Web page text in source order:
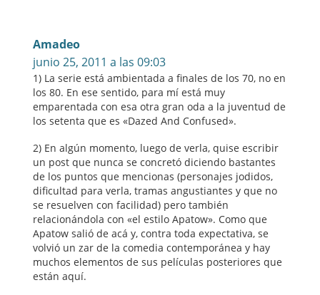
Amadeo
junio 25, 2011 a las 09:03
1) La serie está ambientada a finales de los 70, no en
los 80. En ese sentido, para mí está muy
emparentada con esa otra gran oda a la juventud de
los setenta que es «Dazed And Confused».
2) En algún momento, luego de verla, quise escribir
un post que nunca se concretó diciendo bastantes
de los puntos que mencionas (personajes jodidos,
dificultad para verla, tramas angustiantes y que no
se resuelven con facilidad) pero también
relacionándola con «el estilo Apatow». Como que
Apatow salió de acá y, contra toda expectativa, se
volvió un zar de la comedia contemporánea y hay
muchos elementos de sus películas posteriores que
están aquí.